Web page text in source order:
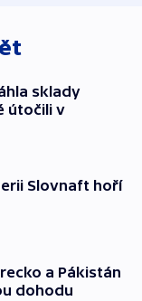
sklady
útočili v
Slovnaft hoří
a Pákistán
dohodu